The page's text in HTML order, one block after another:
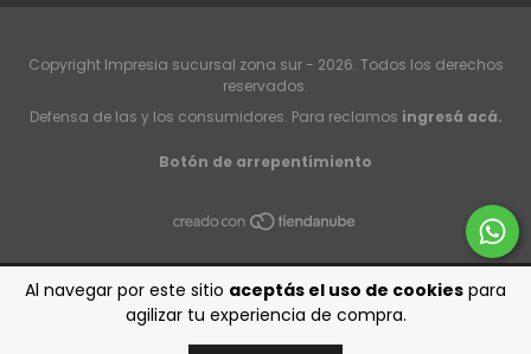
Al navegar por este sitio aceptás el uso de cookies para
agilizar tu experiencia de compra.
Copyright Impresia sucursal zona sur - 2026. Todos los derechos
reservados.
Defensa de las y los consumidores. Para reclamos ingresá acá.
Botón de arrepentimiento